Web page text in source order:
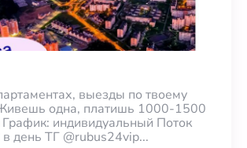
выезды по твоему
одна, платишь 1000-1500
График: индивидуальный Поток
в день ТГ @rubus24vip...